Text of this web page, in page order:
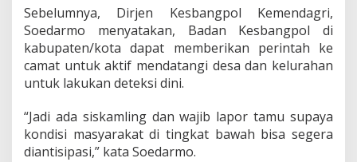
i
s
m
e
Sebelumnya, Dirjen Kesbangpol Kemendagri,
Soedarmo menyatakan, Badan Kesbangpol di
kabupaten/kota dapat memberikan perintah ke
camat untuk aktif mendatangi desa dan kelurahan
untuk lakukan deteksi dini.
“Jadi ada siskamling dan wajib lapor tamu supaya
kondisi masyarakat di tingkat bawah bisa segera
diantisipasi,” kata Soedarmo.